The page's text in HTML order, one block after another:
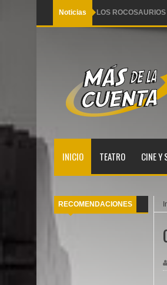
Noticias LOS
Y es que sucede así
Ana Torroja se alista
AGACHADITOS Y
INICIO TEATRO CINE Y
RECOMENDACIONES